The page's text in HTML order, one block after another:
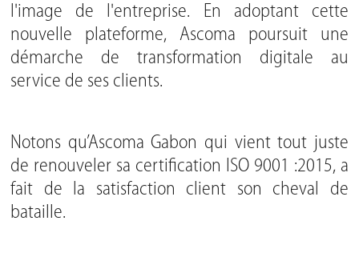
l'image de l'entreprise. En adoptant cette
nouvelle plateforme, Ascoma poursuit une
démarche de transformation digitale au
service de ses clients.
Notons qu’Ascoma Gabon qui vient tout juste
de renouveler sa certification ISO 9001 :2015, a
fait de la satisfaction client son cheval de
bataille.